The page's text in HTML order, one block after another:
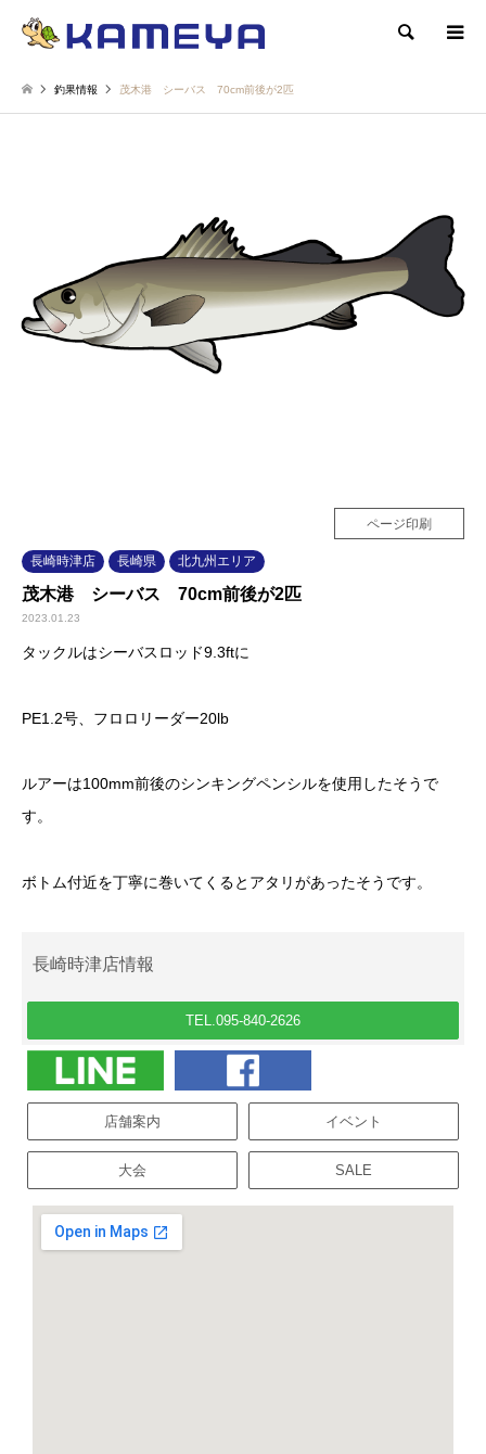
検索
釣果情報 茂木港 シーバス 70cm前後が2匹
ページ印刷
長崎時津店 長崎県 北九州エリア
茂木港 シーバス 70cm前後が2匹
2023.01.23
タックルはシーバスロッド9.3ftに
PE1.2号、フロロリーダー20lb
ルアーは100mm前後のシンキングペンシルを使用したそうで
す。
ボトム付近を丁寧に巻いてくるとアタリがあったそうです。
長崎時津店情報
TEL.095-840-2626
店舗案内 イベント
大会 SALE